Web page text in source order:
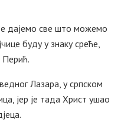
дајемо све што можемо
буду у знаку среће,
Перић.
Лазара, у српском
јер је тада Христ ушао